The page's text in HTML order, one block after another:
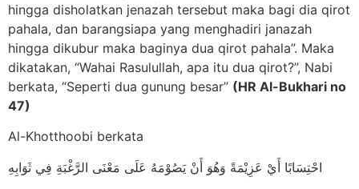
hingga disholatkan jenazah tersebut maka bagi dia qirot
pahala, dan barangsiapa yang menghadiri janazah
hingga dikubur maka baginya dua qirot pahala”. Maka
dikatakan, “Wahai Rasulullah, apa itu dua qirot?”, Nabi
berkata, “Seperti dua gunung besar” (HR Al-Bukhari no
47)
Al-Khotthoobi berkata
احْتِسَابًا أَيْ عَزِيْمَةً وَهُوَ أَنْ يَصُوْمَهُ عَلَى مَعْنَى الرَّغْبَةِ فِي ثَوَابِهِ